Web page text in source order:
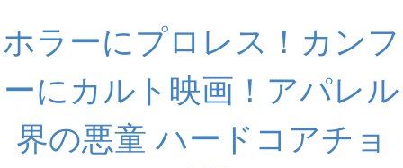
ホラーにプロレス！カンフ
ーにカルト映画！アパレル
界の悪童 ハードコアチョ